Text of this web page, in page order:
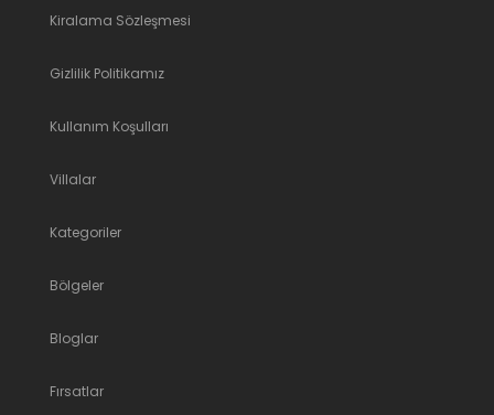
Kiralama Sözleşmesi
Gizlilik Politikamız
Kullanım Koşulları
Villalar
Kategoriler
Bölgeler
Bloglar
Fırsatlar